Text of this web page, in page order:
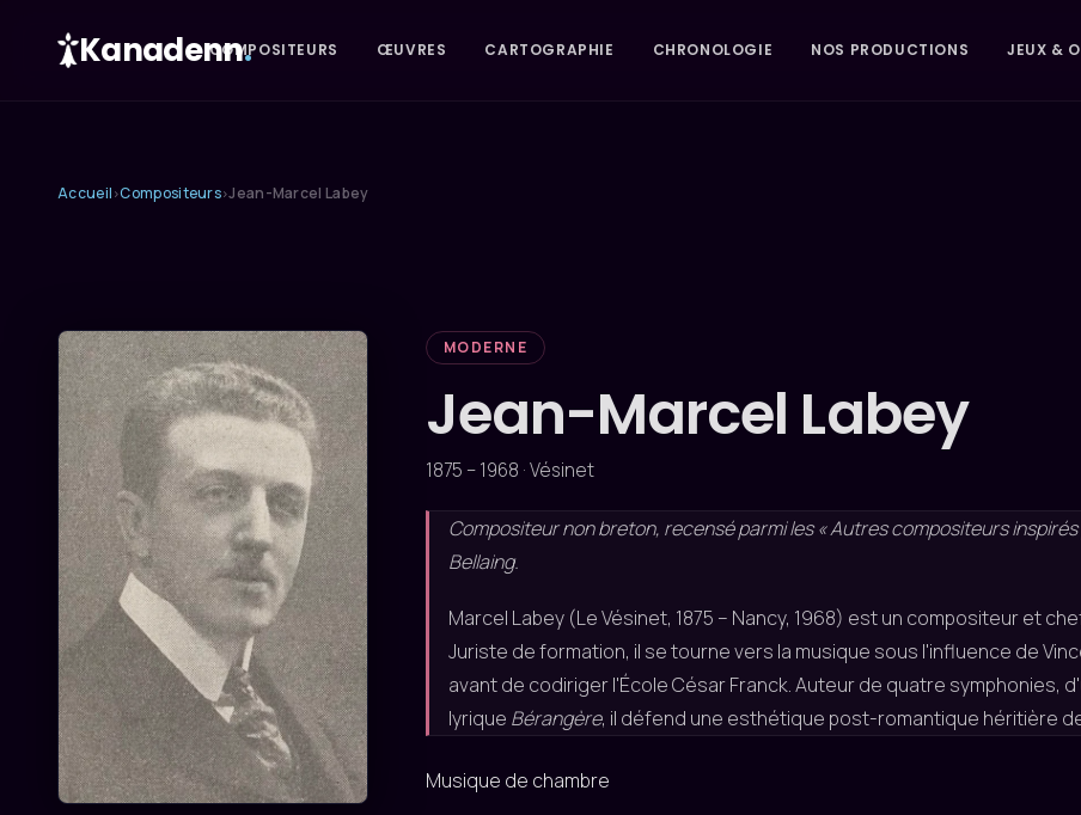
Kanadenn.
COMPOSITEURS ŒUVRES CARTOGRAPHIE CHRONOLOGIE NOS PRODUCTIONS JEUX &
Accueil ›Compositeurs›Jean-Marcel Labey
MODERNE
Jean-Marcel Labey
1875 – 1968 · Vésinet
Compositeur non breton, recensé parmi les « Autres compositeurs
Bellaing.
Marcel Labey (Le Vésinet, 1875 – Nancy, 1968) est un compositeur et
Juriste de formation, il se tourne vers la musique sous l'influence de
avant de codiriger l'École César Franck. Auteur de quatre symphonies,
lyrique Bérangère, il défend une esthétique post-romantique héritière
Musique de chambre